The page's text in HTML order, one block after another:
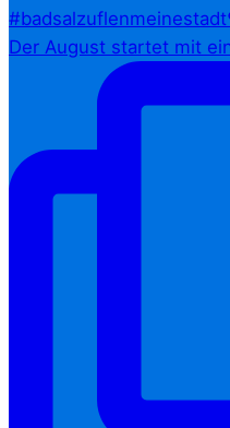
Der August startet mit